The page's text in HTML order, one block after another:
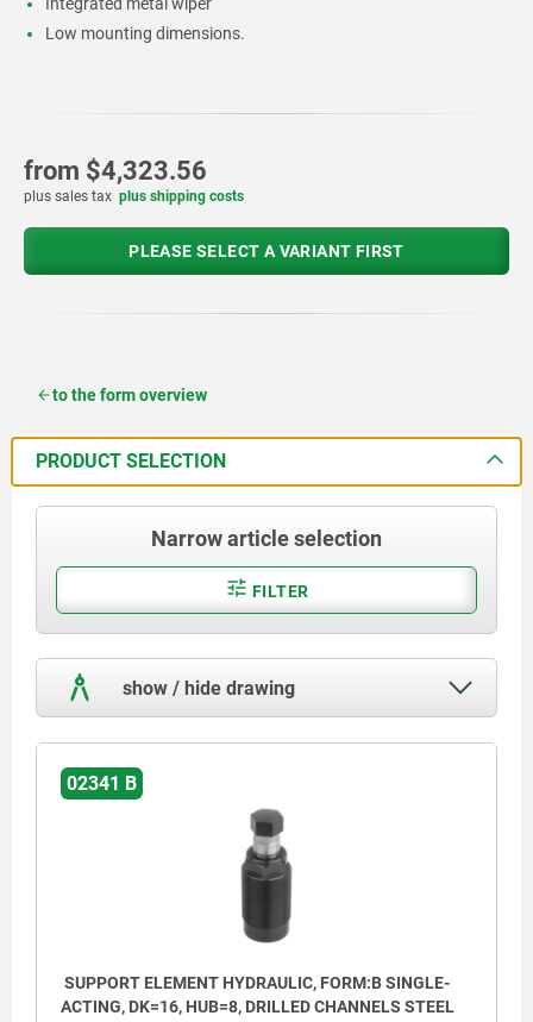
Low mounting dimensions.
from $4,323.56
plus sales tax plus shipping costs
PLEASE SELECT A VARIANT FIRST
to the form overview
PRODUCT SELECTION
Narrow article selection
FILTER
show / hide drawing
02341 B
SUPPORT ELEMENT HYDRAULIC, FORM:B SINGLE-
ACTING, DK=16, HUB=8, DRILLED CHANNELS STEEL